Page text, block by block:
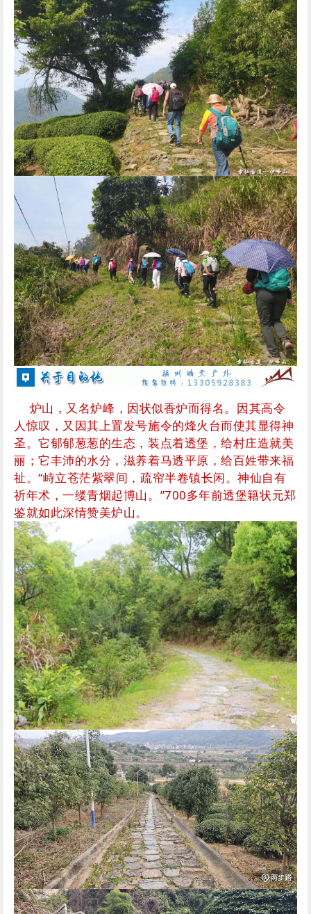
炉山，又名炉峰，因状似香炉而得名。因其高令
人惊叹，又因其上置发号施令的烽火台而使其显得神
圣。它郁郁葱葱的生态，装点着透堡，给村庄造就美
丽；它丰沛的水分，滋养着马透平原，给百姓带来福
祉。“峙立苍茫紫翠间，疏帘半卷镇长闲。神仙自有
祈年术，一缕青烟起博山。”700多年前透堡籍状元郑
鉴就如此深情赞美炉山。